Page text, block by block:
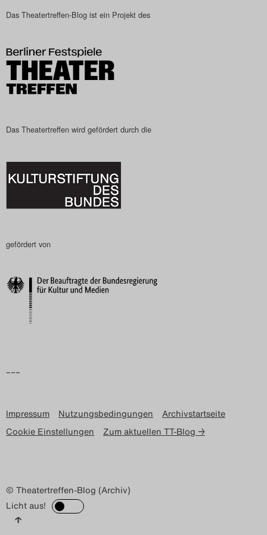
Das Theatertreffen-Blog
Das Theatertreffen-Blog
Das Theatertreffen-Blog
Das Theatertreffen-Blog
Archiv
Search
Das Theatertreffen-Blog ist ein Projekt des
Das Theatertreffen wird gefördert durch die
gefördert von
–––
Impressum Nutzungsbedingungen
Archivstartseite
Cookie Einstellungen
Zum aktuellen TT-Blog →
© Theatertreffen-Blog (Archiv)
Licht aus!
↑